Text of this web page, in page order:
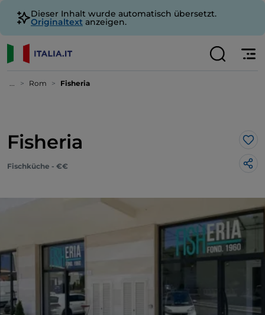
Dieser Inhalt wurde automatisch übersetzt.
Originaltext anzeigen.
... Rom Fisheria
Fisheria
Fischküche - €€